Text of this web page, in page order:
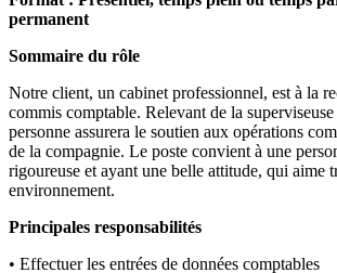
permanent
Sommaire du rôle
Notre client, un cabinet professionnel, est à la
commis comptable. Relevant de la
personne assurera le soutien aux opérations
de la compagnie. Le poste convient à une
rigoureuse et ayant une belle attitude, qui aime
environnement.
Principales responsabilités
• Effectuer les entrées de données comptables